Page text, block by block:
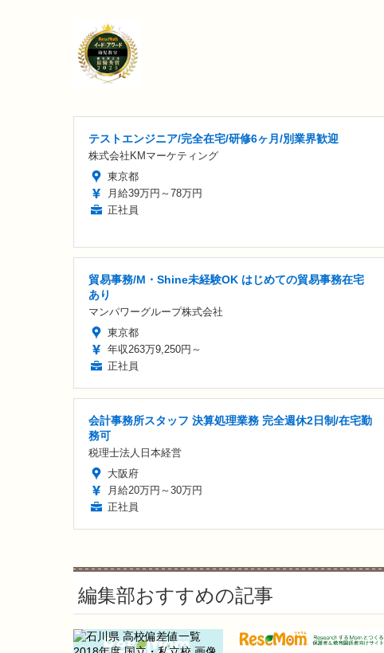
テストエンジニア/完全在宅/研修6ヶ月/別業界歓迎
株式会社KMマーケティング
東京都
月給39万円～78万円
正社員
貿易事務/M・Shine未経験OK はじめての貿易事務在宅
あり
マンパワーグループ株式会社
東京都
年収263万9,250円～
正社員
会計事務所スタッフ 決算処理業務 完全週休2日制/在宅勤
務可
税理士法人日本経営
大阪府
月給20万円～30万円
正社員
編集部おすすめの記事